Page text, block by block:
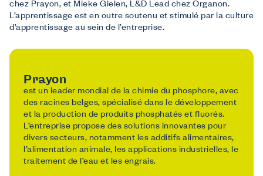
Login
Nous offrons
Formations gratuites adaptées aux besoins du secteur.
Demandez des subsides à Co-valent pour vos initiatives de formation.
Conseil
Nous informons
Sur nous
FAQ
Contact
chez Prayon, et Mieke Gielen, L&D Lead chez Organon.
L’apprentissage est en outre soutenu et stimulé par la culture
d’apprentissage au sein de l’entreprise.
Prayon
est un leader mondial de la chimie du phosphore, avec
des racines belges, spécialisé dans le développement
et la production de produits phosphatés et fluorés.
L’entreprise propose des solutions innovantes pour
divers secteurs, notamment les additifs alimentaires,
l’alimentation animale, les applications industrielles, le
traitement de l’eau et les engrais.